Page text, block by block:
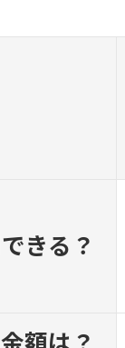
きる？